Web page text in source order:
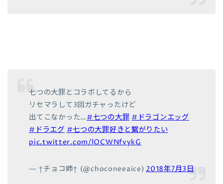
七つの大罪とコラボしてるから
リセマラして3回ガチャったけど
出てこなかった…#七つの大罪 #ドラゴンエッグ
#ドラエグ #七つの大罪好きと繋がりたい
pic.twitter.com/lOCWNfvykG
— †チョコ姉† (@choconeeaice) 2018年7月3日